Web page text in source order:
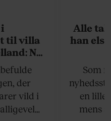
til villa
Nu
om
der
vild i
Alle
han
Som
en lille
mens